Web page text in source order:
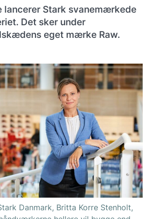
lancerer Stark svanemærkede
Det sker under
eget mærke Raw.
Danmark, Britta Korre Stenholt,